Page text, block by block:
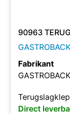
90963
GASTROBACK
Fabrikant
Direct